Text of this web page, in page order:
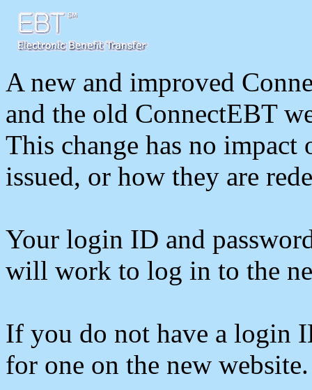
A new and improved
and the old ConnectEBT
This change has no
issued, or how they are
Your login ID and
will work to log in to the
If you do not have a login
for one on the new website.